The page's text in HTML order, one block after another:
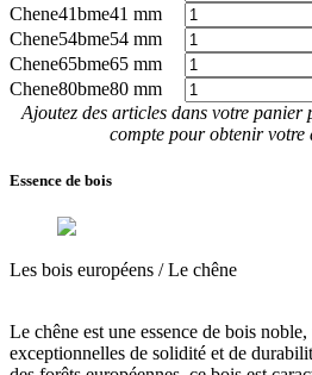
Chene41bme41 mm
Chene54bme54 mm
Chene65bme65 mm
Chene80bme80 mm
Ajoutez des articles dans votre panier
compte pour obtenir votre
Essence de bois
Les bois européens /Le chêne
Le chêne est une essence de bois
exceptionnelles de solidité et de